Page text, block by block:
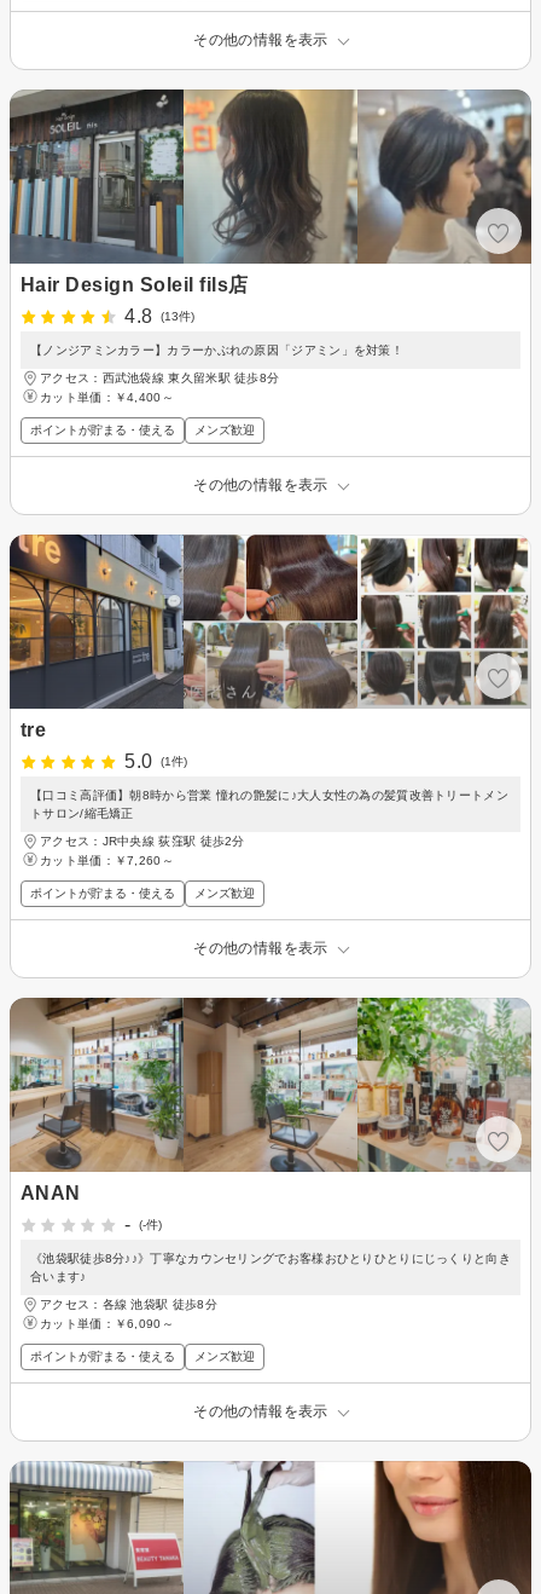
その他の情報を表示
Hair Design Soleil fils店
4.8
(13件)
【ノンジアミンカラー】カラーかぶれの原因「ジアミン」を対策！
アクセス：西武池袋線 東久留米駅 徒歩8分
カット単価： ￥4,400～
ポイントが貯まる・使える メンズ歓迎
その他の情報を表示
tre
5.0
(1件)
【口コミ高評価】朝8時から営業 憧れの艶髪に♪大人女性の為の髪質改善トリートメン
トサロン/縮毛矯正
アクセス：JR中央線 荻窪駅 徒歩2分
カット単価： ￥7,260～
ポイントが貯まる・使える メンズ歓迎
その他の情報を表示
ANAN
-
(-件)
《池袋駅徒歩8分♪♪》丁寧なカウンセリングでお客様おひとりひとりにじっくりと向き
合います♪
アクセス：各線 池袋駅 徒歩8分
カット単価： ￥6,090～
ポイントが貯まる・使える メンズ歓迎
その他の情報を表示